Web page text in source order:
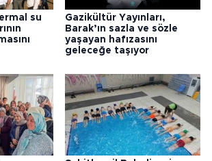
su
Gazikültür Yayınları,
Barak’ın sazla ve sözle
yaşayan hafızasını
geleceğe taşıyor